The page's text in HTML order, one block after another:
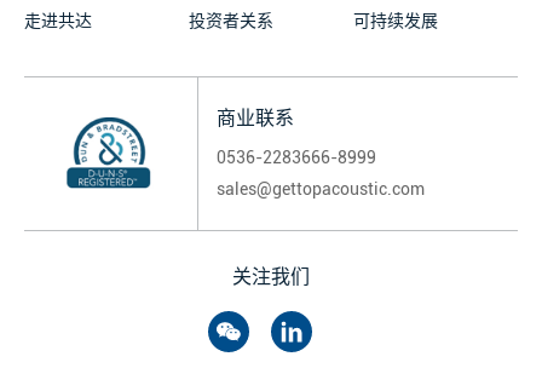
走进共达
投资者关系 可持续发展
商业联系
0536-2283666-8999
sales@gettopacoustic.com
关注我们